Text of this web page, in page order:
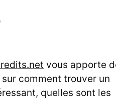
vous apporte
comment trouver un
quelles sont les